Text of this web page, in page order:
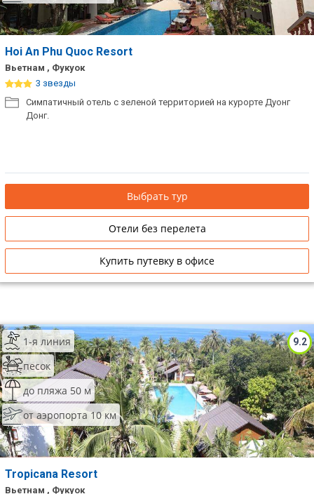
Hoi An Phu Quoc Resort
Вьетнам , Фукуок
3 звезды
Симпатичный отель с зеленой территорией на курорте Дуонг
Донг.
Выбрать тур
Отели без перелета
Купить путевку в офисе
9.2
1-я линия
песок
до пляжа 50 м
от аэропорта 10 км
Tropicana Resort
Вьетнам , Фукуок